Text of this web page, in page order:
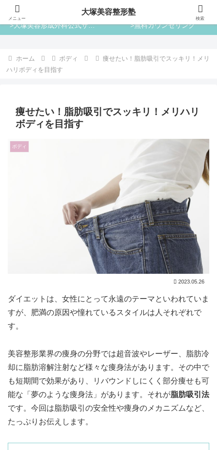
大塚美容整形塾
>大塚美容形成外科公式サイト >無料カウンセリング
ホーム ボディ
痩せたい！脂肪吸引でスッキリ！メリ
ハリボディを目指す
痩せたい！脂肪吸引でスッキリ！メリハリ
ボディを目指す
ボディ
2023.05.26
ダイエットは、女性にとって永遠のテーマといわれていま
すが、肥満の原因や憧れているスタイルは人それぞれで
す。
美容整形業界の痩身の分野では超音波やレーザー、脂肪冷
却に脂肪溶解注射など様々な痩身法があります。その中で
も短期間で効果があり、リバウンドしにくく部分痩せも可
能な「夢のような痩身法」があります。それが脂肪吸引法
です。今回は脂肪吸引の安全性や痩身のメカニズムなど、
たっぷりお伝えします。
メニュー
大塚美容整形塾
検索